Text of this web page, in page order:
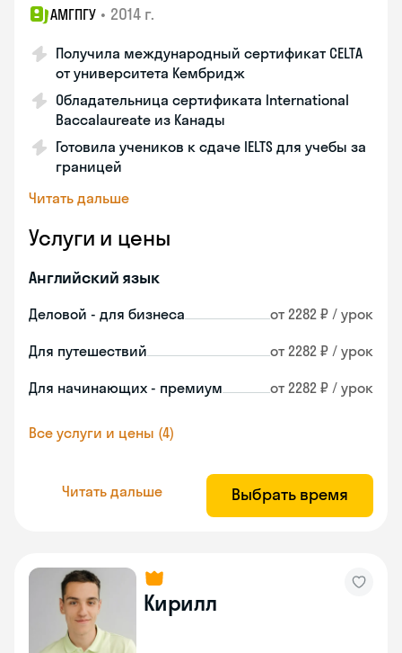
АМГПГУ • 2014 г.
Получила международный сертификат CELTA
от университета Кембридж
Обладательница сертификата International
Baccalaureate из Канады
Готовила учеников к сдаче IELTS для учебы за
границей
Читать дальше
Услуги и цены
Английский язык
Деловой - для бизнеса от 2282 ₽ / урок
Для путешествий от 2282 ₽ / урок
Для начинающих - премиум от 2282 ₽ / урок
Все услуги и цены (4)
Читать дальше Выбрать время
Кирилл